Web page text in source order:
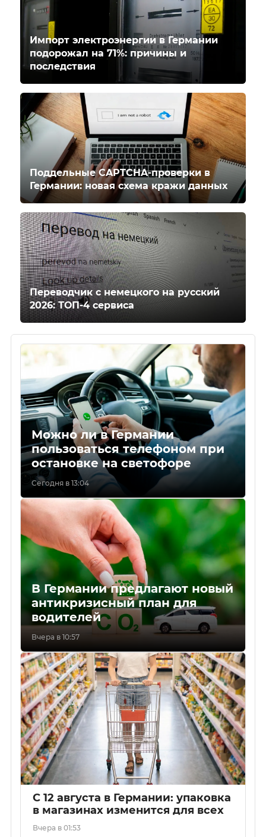
Импорт электроэнергии в Германии
подорожал на 71%: причины и
последствия
Поддельные CAPTCHA-проверки в
Германии: новая схема кражи данных
Переводчик с немецкого на русский
2026: ТОП-4 сервиса
Можно ли в Германии
пользоваться телефоном при
остановке на светофоре
Сегодня в 13:04
В Германии предлагают новый
антикризисный план для
водителей
Вчера в 10:57
С 12 августа в Германии: упаковка
в магазинах изменится для всех
Вчера в 01:53